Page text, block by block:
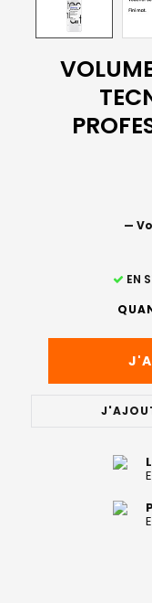
—
EN